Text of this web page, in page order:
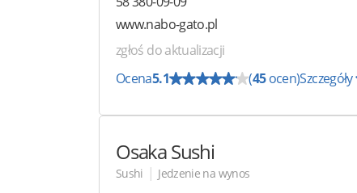
www.nabo-gato.pl
zgłoś do aktualizacji
Ocena5.1 (45ocen)Szczegóły
Osaka Sushi
Sushi | Jedzenie na wynos